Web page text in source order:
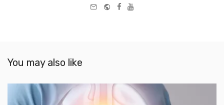
e-
WebsiteFacebook
You may also like